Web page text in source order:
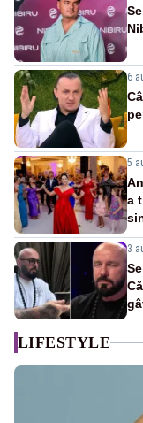
6
5
a
3
LIFESTYLE